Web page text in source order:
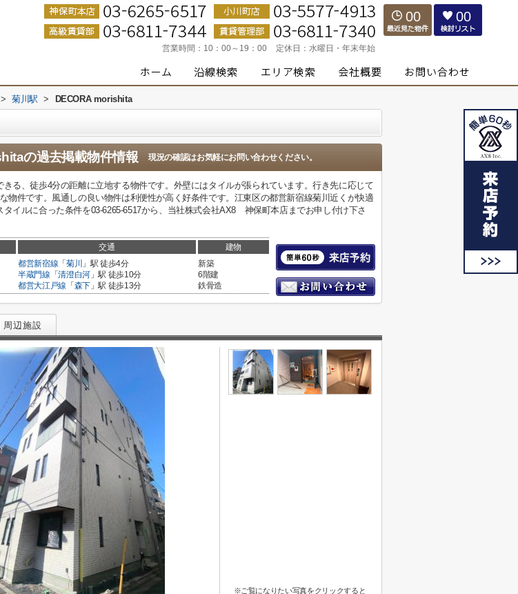
営業時間： 10：00～19：00 定休日： 水曜日・年末年始
00 00
> 菊川駅 > DECORA morishita
の過去掲載物件情報 現況の確認はお気軽にお問い合わせください。
る、徒歩4分の距離に立地する物件です。外壁にはタイルが張られています。行き先に応じて
物件です。風通しの良い物件は利便性が高く好条件です。江東区の都営新宿線菊川近くが快適
タイルに合った条件を03-6265-6517から、当社株式会社AX8 神保町本店までお申し付け下さ
交通 建物
都営新宿線 「 菊川 」駅 徒歩4分
半蔵門線 「清澄白河」駅 徒歩10分
都営大江戸線 「 森下」駅 徒歩13分
新築
6階建
鉄骨造
周辺施設
※ご覧になりたい写真をクリックすると